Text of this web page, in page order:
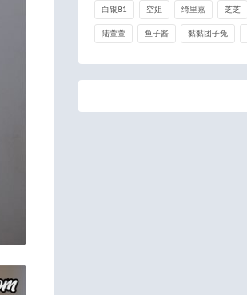
白银81 空姐 绮里嘉 芝芝
陆萱萱 鱼子酱 黏黏团子兔